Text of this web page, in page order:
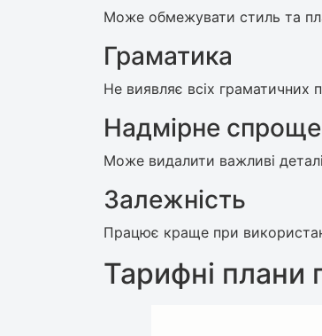
Може обмежувати стиль та
Граматика
Не виявляє всіх граматичних
Надмірне
Може видалити важливі
Залежність
Працює краще при
Тарифні плани